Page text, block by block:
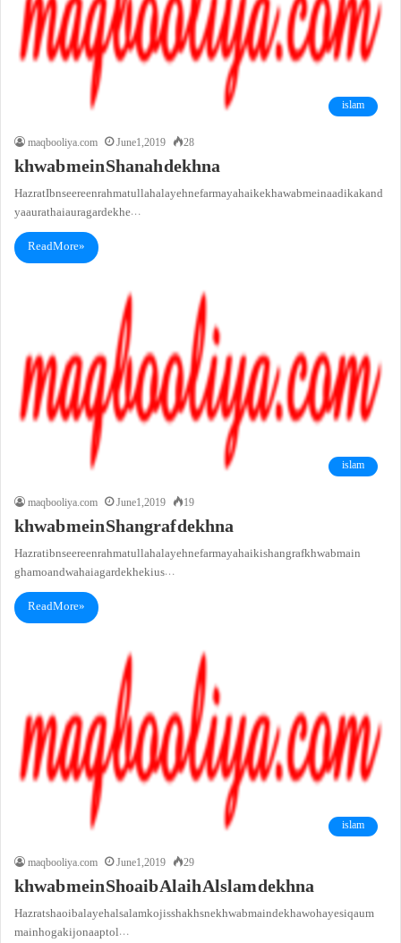
islam
maqbooliya.com
June 1, 2019 28
khwab mein Shanah dekhna
Hazrat Ibn seereen rahmatullah alayeh ne farmaya hai ke khawab mein aadi ka kand
ya aurat hai aur agar dekhe…
Read More »
islam
maqbooliya.com
June 1, 2019 19
khwab mein Shangraf dekhna
Hazrat ibn seereen rahmatullah alayeh ne farmaya hai ki shangraf khwab main
gham o andwa hai agar dekhe ki us…
Read More »
islam
maqbooliya.com
June 1, 2019 29
khwab mein Shoaib Alaih Alslam dekhna
Hazrat shaoib alayeh alsalam ko jis shakhs ne khwab main dekha woh ayesi qaum
main hoga ki jo naap tol…